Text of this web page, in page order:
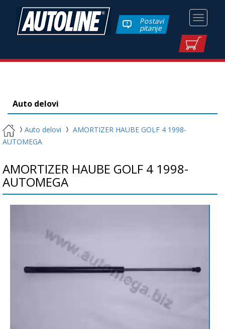
Toggle
Postavi
pitanje
Auto delovi
Auto delovi
AMORTIZER HAUBE GOLF 4 1998-
AUTOMEGA
AMORTIZER HAUBE GOLF 4 1998-
AUTOMEGA